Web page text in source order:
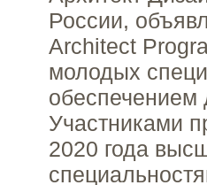
России,
Architect
молодых
обеспечением
Участниками
2020 года